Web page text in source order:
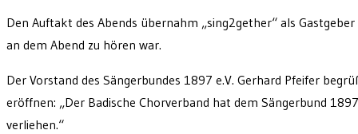
Den Auftakt des Abends übernahm „sing2gether“ als
an dem Abend zu hören war.
Der Vorstand des Sängerbundes 1897 e.V. Gerhard Pfeifer
eröffnen: „Der Badische Chorverband hat dem Sängerbund
verliehen.“